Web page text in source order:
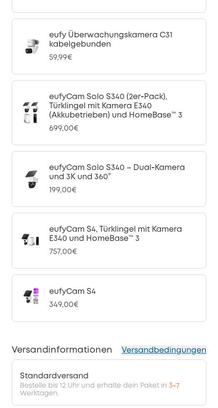
eufy Überwachungskamera C31
kabelgebunden
59,99€
eufyCam Solo S340 (2er‑Pack),
Türklingel mit Kamera E340
(Akkubetrieben) und HomeBase™ 3
699,00€
eufyCam Solo S340 – Dual‑Kamera
und 3K und 360°
199,00€
eufyCam S4, Türklingel mit Kamera
E340 und HomeBase™ 3
757,00€
eufyCam S4
349,00€
Versandinformationen Versandbedingungen
Standardversand
Bestelle bis 12 Uhr und erhalte dein Paket in 3–7
Werktagen.